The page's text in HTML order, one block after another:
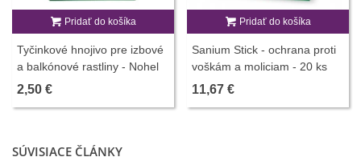
Pridať do košíka
Tyčinkové hnojivo pre izbové
a balkónové rastliny - Nohel
Garden - 50 ks
2,50 €
Pridať do košíka
Sanium Stick - ochrana proti
voškám a moliciam - 20 ks
11,67 €
SÚVISIACE ČLÁNKY